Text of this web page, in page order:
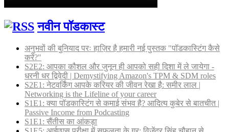
नवीन पॉडकास्ट
अनुभवों की बुनियाद परः हाज़िर है हमारी नई पुस्तक "पॉडकास्टिंग कैसे
करें?"
S2E2: आपका कौशल और जुनून ही आपको सही दिशा में ले जायेगा -
धरनी धर द्विवेदी | Demystifying Amazon's TPM & SDM roles
S2E1: नेटवर्किंग आपके करियर की जीवन रेखा है: समीर लाल |
Networking is the Lifeline of your career
S1E1: क्या पॉडकास्टिंग से कमाई संभव है? आदित्य कुबेर से बातचीत |
Passive Income from Podcasting
S1E1: सैंतीस का आंकड़ा